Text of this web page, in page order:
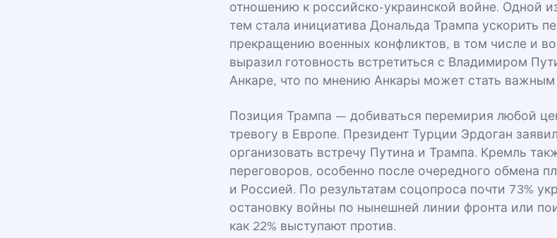
отношению к российско-украинской войне. Одной
тем стала инициатива Дональда Трампа ускорить
прекращению военных конфликтов, в том числе и
выразил готовность встретиться с Владимиром
Анкаре, что по мнению Анкары может стать
Позиция Трампа — добиваться перемирия любой
тревогу в Европе. Президент Турции Эрдоган
организовать встречу Путина и Трампа. Кремль
переговоров, особенно после очередного обмена
и Россией. По результатам соцопроса почти 73%
остановку войны по нынешней линии фронта или
как 22% выступают против.